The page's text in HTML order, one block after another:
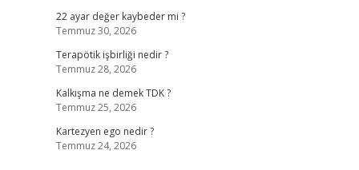
22 ayar değer kaybeder mi ?
Temmuz 30, 2026
Terapötik işbirliği nedir ?
Temmuz 28, 2026
Kalkışma ne demek TDK ?
Temmuz 25, 2026
Kartezyen ego nedir ?
Temmuz 24, 2026